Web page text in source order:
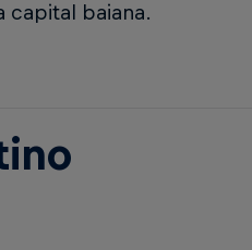
capital baiana.